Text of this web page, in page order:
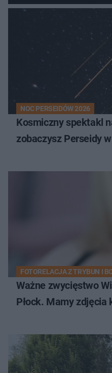
NOC PERSEIDÓW 2026
Kosmiczny spektakl
zobaczysz Perseidy
FOTORELACJA Z TRYBUN I
Ważne zwycięstwo
Płock. Mamy zdjęcia